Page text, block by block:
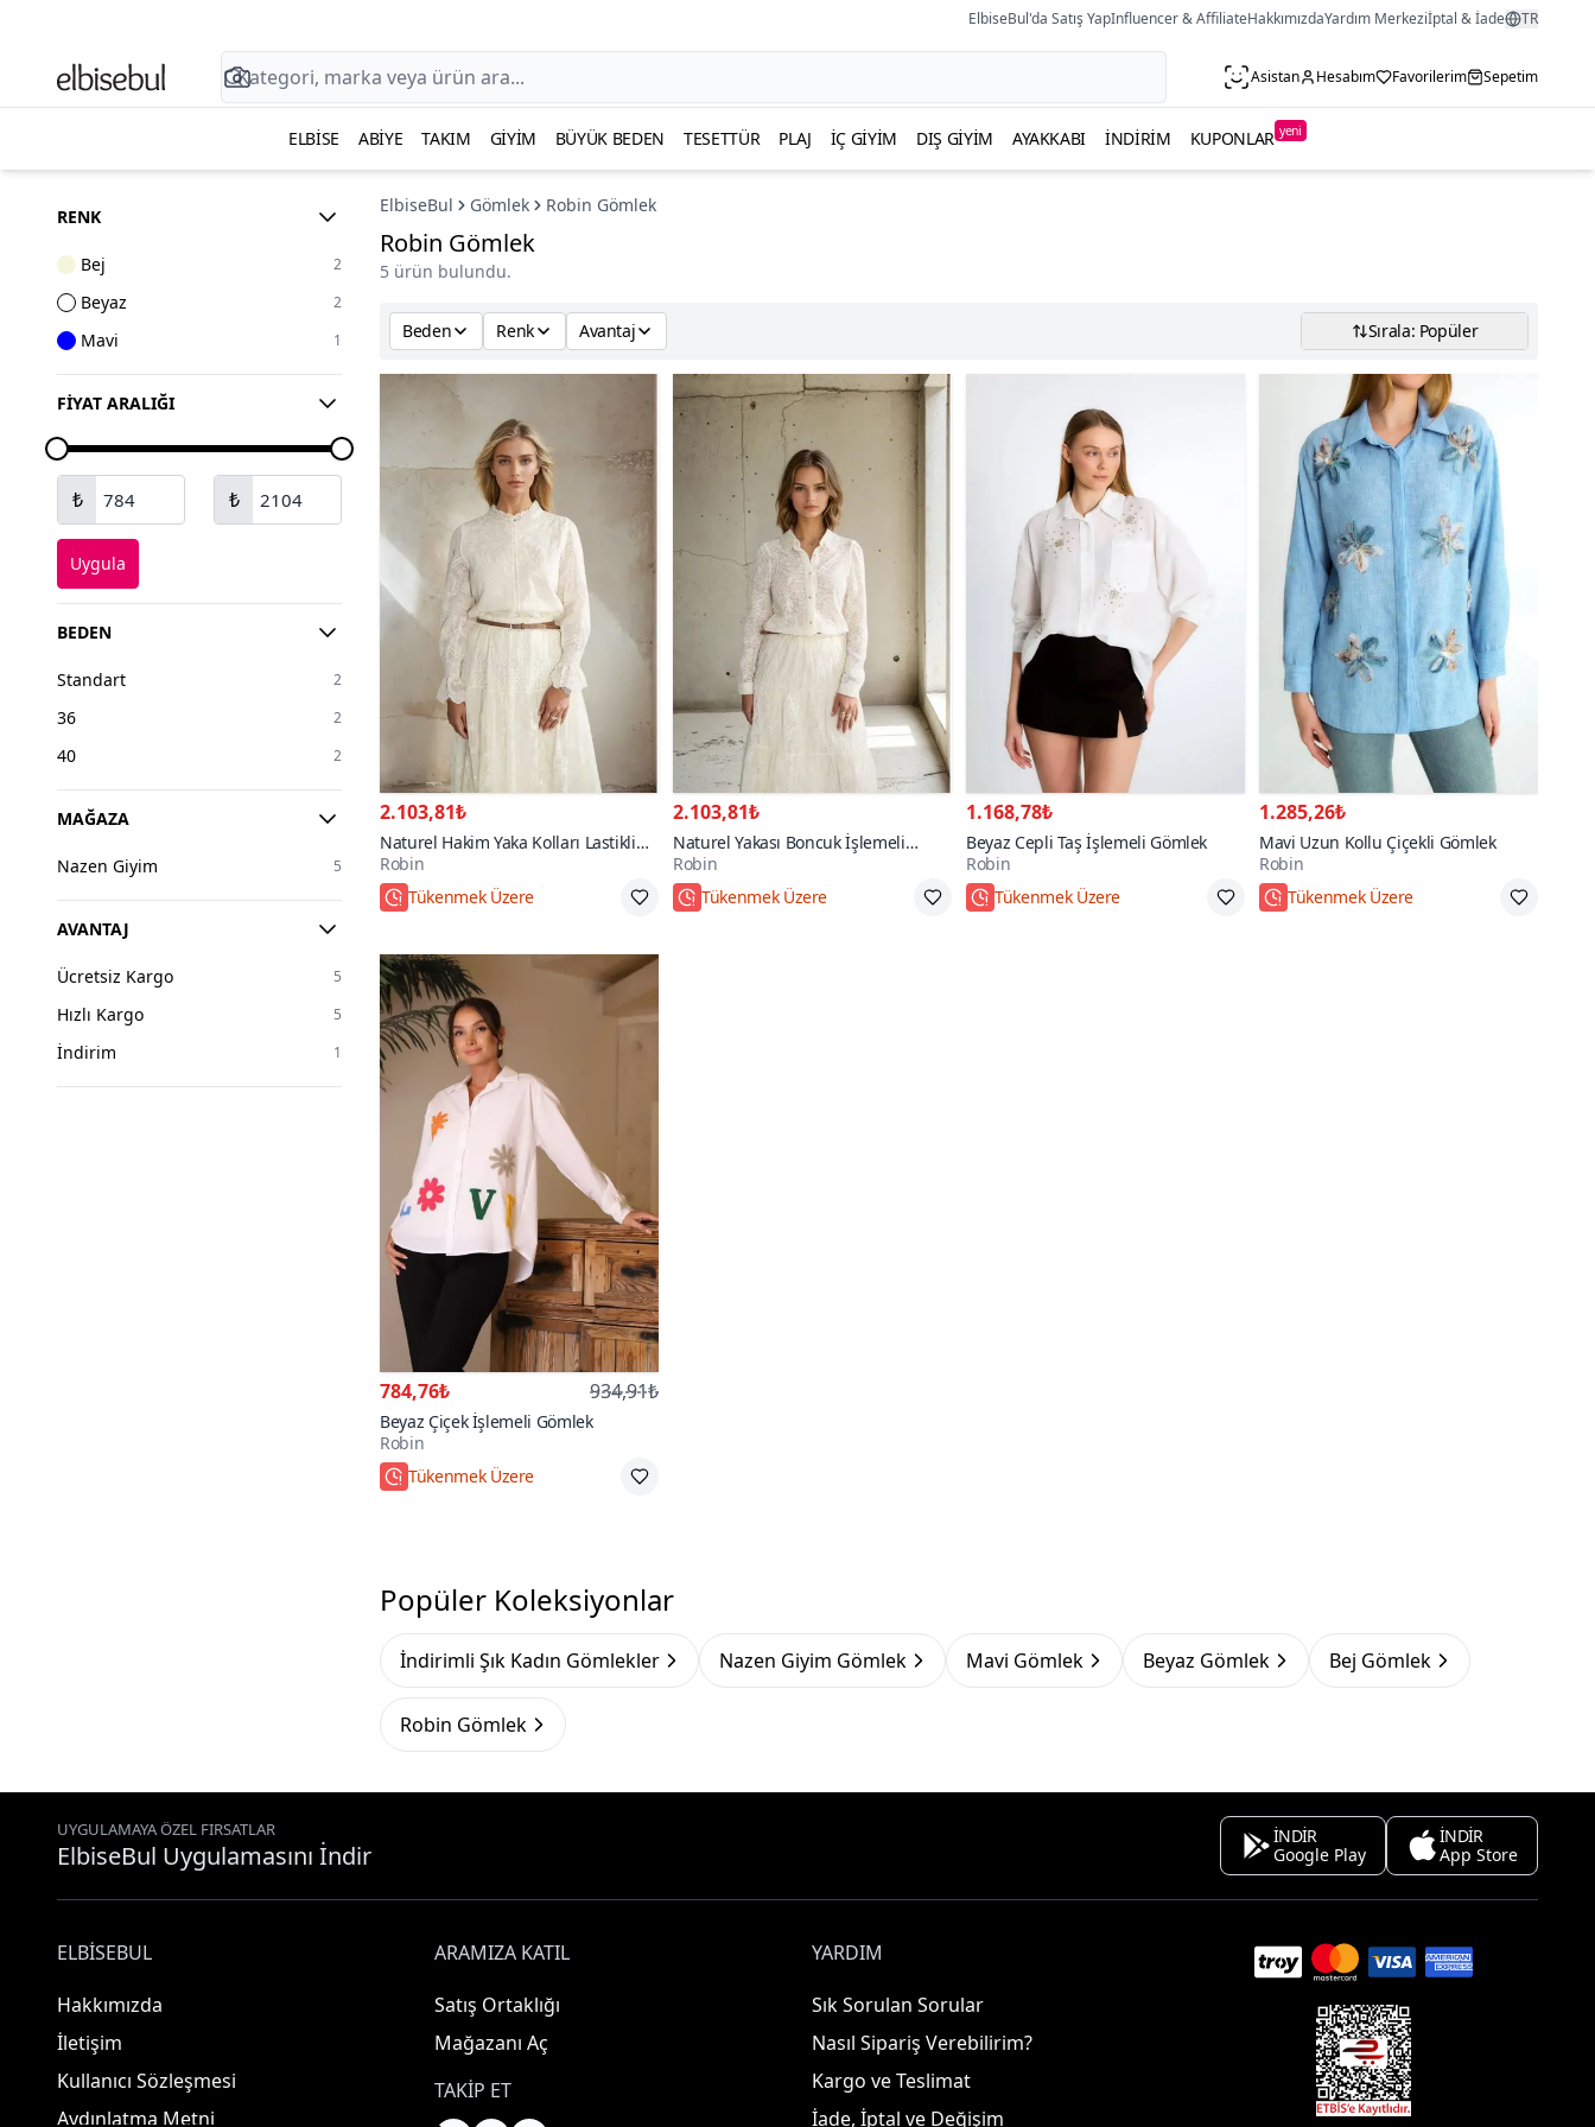
ElbiseBul'da Satış YapInfluencer & AffiliateHakkımızdaYardım Merkeziİptal & İade TR
Asistan Hesabım Favorilerim Sepetim
ELBISE ABIYE TAKIM GIYIM BÜYÜK BEDEN TESETTÜR PLAJ İÇ GIYIM DIŞ GIYIM AYAKKABI İNDIRIM KUPONLAR yeni
RENK
Bej 2
Beyaz 2
Mavi 1
FIYAT ARALIĞI
₺ ₺
Uygula
BEDEN
Standart 2
36 2
40 2
MAĞAZA
Nazen Giyim 5
AVANTAJ
Ücretsiz Kargo 5
Hızlı Kargo 5
İndirim 1
ElbiseBul Gömlek Robin Gömlek
Robin Gömlek
5 ürün bulundu.
Beden Renk Avantaj Sırala: Popüler
2.103,81₺
Naturel Hakim Yaka Kolları Lastikli
Gömlek
Robin
Tükenmek Üzere
2.103,81₺
Naturel Yakası Boncuk İşlemeli
Natural Gömlek
Robin
Tükenmek Üzere
1.168,78₺
Beyaz Cepli Taş İşlemeli Gömlek
Robin
Tükenmek Üzere
1.285,26₺
Mavi Uzun Kollu Çiçekli Gömlek
Robin
Tükenmek Üzere
784,76₺ 934,91₺
Beyaz Çiçek İşlemeli Gömlek
Robin
Tükenmek Üzere
Popüler Koleksiyonlar
İndirimli Şık Kadın Gömlekler Nazen Giyim Gömlek Mavi Gömlek Beyaz Gömlek Bej Gömlek
Robin Gömlek
UYGULAMAYA ÖZEL FIRSATLAR
ElbiseBul Uygulamasını İndir
İNDİR
Google Play
İNDİR
App Store
ELBISEBUL
Hakkımızda
İletişim
Kullanıcı Sözleşmesi
Aydınlatma Metni
ARAMIZA KATIL
Satış Ortaklığı
Mağazanı Aç
TAKIP ET
YARDIM
Sık Sorulan Sorular
Nasıl Sipariş Verebilirim?
Kargo ve Teslimat
İade, İptal ve Değişim